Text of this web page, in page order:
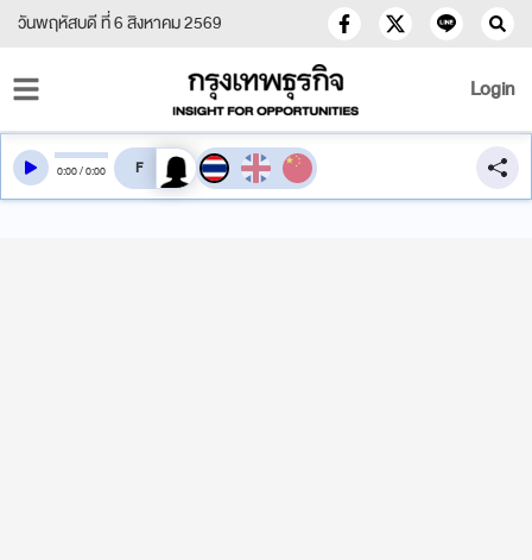
วันพฤหัสบดี ที่ 6 สิงหาคม 2569
Login
0:00/0:00 สลับเสียงอ่าน